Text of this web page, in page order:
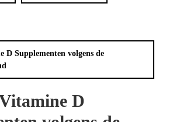
D Supplementen volgens de
D